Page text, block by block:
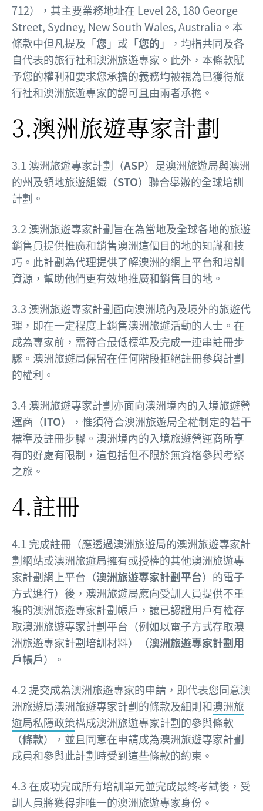
712），其主要業務地址在 Level 28, 180 George
Street, Sydney, New South Wales, Australia。本
條款中但凡提及「您 」或「您的 」，均指共同及各
自代表的旅行社和澳洲旅遊專家。此外，本條款賦
予您的權利和要求您承擔的義務均被視為已獲得旅
行社和澳洲旅遊專家的認可且由兩者承擔。
3.澳洲旅遊專家計劃
3.1 澳洲旅遊專家計劃（ASP）是澳洲旅遊局與澳洲
的州及領地旅遊組織（STO）聯合舉辦的全球培訓
計劃。
3.2 澳洲旅遊專家計劃旨在為當地及全球各地的旅遊
銷售員提供推廣和銷售澳洲這個目的地的知識和技
巧。此計劃為代理提供了解澳洲的網上平台和培訓
資源，幫助他們更有效地推廣和銷售目的地。
3.3 澳洲旅遊專家計劃面向澳洲境內及境外的旅遊代
理，即在一定程度上銷售澳洲旅遊活動的人士。在
成為專家前，需符合最低標準及完成一連串註冊步
驟。澳洲旅遊局保留在任何階段拒絕註冊參與計劃
的權利。
3.4 澳洲旅遊專家計劃亦面向澳洲境內的入境旅遊營
運商（ITO），惟須符合澳洲旅遊局全權制定的若干
標準及註冊步驟。澳洲境內的入境旅遊營運商所享
有的好處有限制，這包括但不限於無資格參與考察
之旅。
4.註冊
4.1 完成註冊（應透過澳洲旅遊局的澳洲旅遊專家計
劃網站或澳洲旅遊局擁有或授權的其他澳洲旅遊專
家計劃網上平台（澳洲旅遊專家計劃平台）的電子
方式進行）後，澳洲旅遊局應向受訓人員提供不重
複的澳洲旅遊專家計劃帳戶，讓已認證用戶有權存
取澳洲旅遊專家計劃平台（例如以電子方式存取澳
洲旅遊專家計劃培訓材料）（澳洲旅遊專家計劃用
戶帳戶）。
4.2 提交成為澳洲旅遊專家的申請，即代表您同意澳
洲旅遊局澳洲旅遊專家計劃的條款及細則和澳洲旅
遊局私隱政策構成澳洲旅遊專家計劃的參與條款
（條款），並且同意在申請成為澳洲旅遊專家計劃
成員和參與此計劃時受到這些條款的約束。
4.3 在成功完成所有培訓單元並完成最終考試後，受
訓人員將獲得非唯一的澳洲旅遊專家身份。